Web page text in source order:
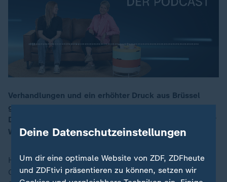
Verhandlungen und ein erhöhter Druck aus Brüssel
gegen Russland. In dieser Folge geht es um das
Druckmittel Sanktionen: Was bewirken sie tatsächlich?
Wie groß ist der Hebel, den die EU hat?
Helene Reiner spricht mit der stellvertretenden ZDF-
Chefredakteurin Anne Gellinek über den aktuellen
Deine Datenschutzeinstellungen
Um dir eine optimale Website von ZDF, ZDFheute
und ZDFtivi präsentieren zu können, setzen wir